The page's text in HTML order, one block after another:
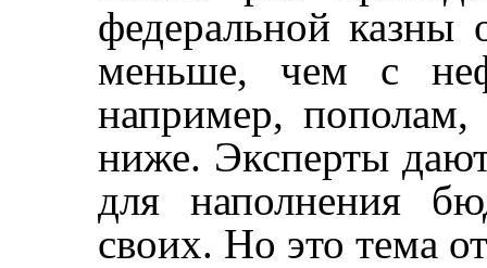
федеральной казны
меньше, чем с
например, пополам,
ниже. Эксперты
для наполнения
своих. Но это тема